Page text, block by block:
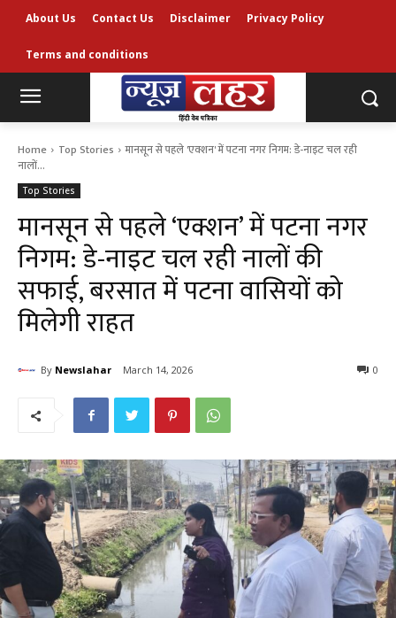
About Us Contact Us Disclaimer Privacy Policy
Terms and conditions
Home Top Stories
मानसून से पहले 'एक्शन' में पटना नगर निगम: डे-नाइट चल रही
नालों...
Top Stories
मानसून से पहले ‘एक्शन’ में पटना नगर
निगम: डे-नाइट चल रही नालों की
सफाई, बरसात में पटना वासियों को
मिलेगी राहत
By Newslahar March 14, 2026 0